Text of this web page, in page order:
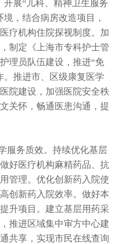
开展“儿科、精神卫生服务
，结合病房改造项目，
疗机构住院探视制度。加
制定《上海市专科护士管
理员队伍建设，推进“免
。推进市、区级康复医学
院建设，加强医院安全秩
关怀，畅通医患沟通，提
服务质效。持续优化基层
好医疗机构麻精药品、抗
管理。优化创新药入院使
创新药入院效率。做好本
升项目。建立基层用药采
推进区域集中审方中心建
共享，实现市民在线查询